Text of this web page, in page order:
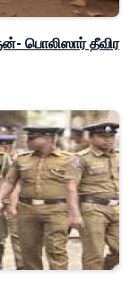
பொலிஸார் தீவிர